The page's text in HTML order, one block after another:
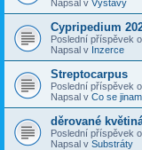
Napsal v Výstavy
Cypripedium
Poslední příspěvek
Napsal v Inzerce
Streptocarpus
Poslední příspěvek
Napsal v Co se jinam
děrované
Poslední příspěvek
Napsal v Substráty